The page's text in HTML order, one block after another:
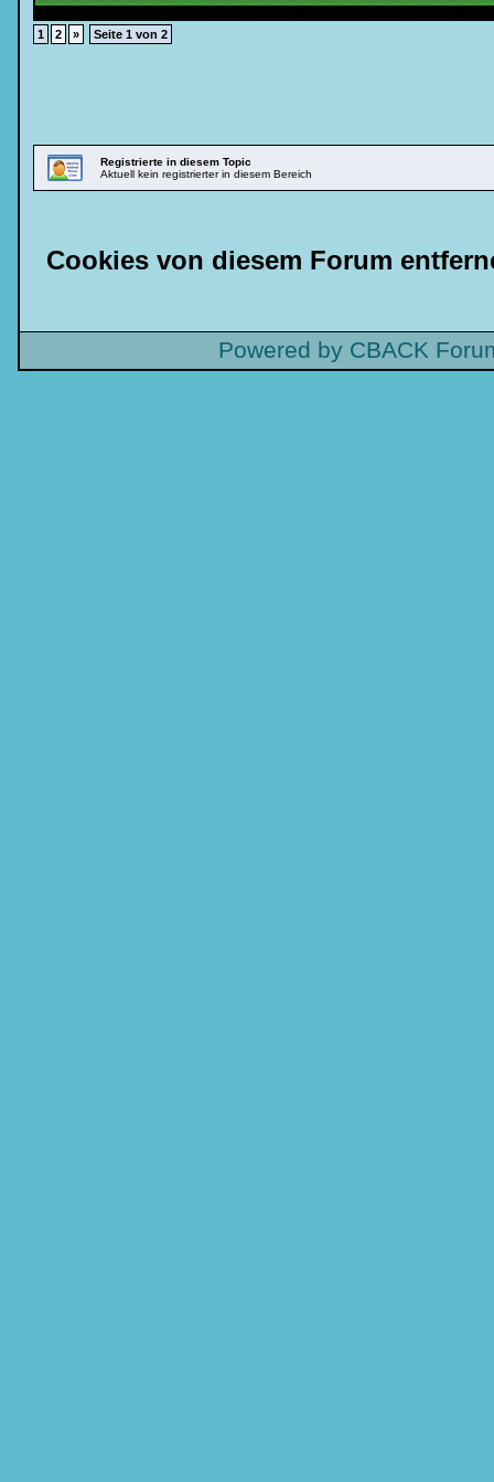
1 2 » Seite 1 von 2
Registrierte in diesem Topic
Aktuell kein registrierter in diesem Bereich
Cookies von diesem Forum
Powered by CBACK